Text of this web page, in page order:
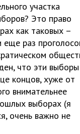
участка
Это право
как таковых –
раз
что эти выборы
концов, хуже от
внимательнее
выборах (я
очень важно не